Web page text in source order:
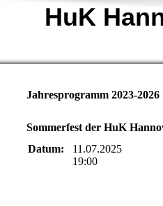
HuK
Jahresprogramm 2023-2026
Sommerfest der HuK
Datum:
11.07.2025
19:00